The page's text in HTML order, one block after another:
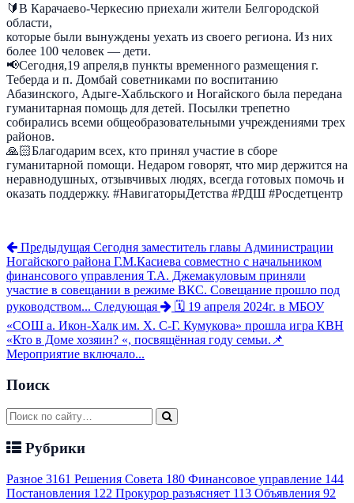
🔰В Карачаево-Черкесию приехали жители Белгородской
области,
которые были вынуждены уехать из своего региона. Из них
более 100 человек — дети.
📢Сегодня,19 апреля,в пункты временного размещения г.
Теберда и п. Домбай советниками по воспитанию
Абазинского, Адыге-Хабльского и Ногайского была передана
гуманитарная помощь для детей. Посылки трепетно
собирались всеми общеобразовательными учреждениями трех
районов.
🙏🏻Благодарим всех, кто принял участие в сборе
гуманитарной помощи. Недаром говорят, что мир держится на
неравнодушных, отзывчивых людях, всегда готовых помочь и
оказать поддержку. #НавигаторыДетства #РДШ #Росдетцентр
Предыдущая Сегодня заместитель главы Администрации
Ногайского района Г.М.Касиева совместно с начальником
финансового управления Т.А. Джемакуловым приняли
участие в совещании в режиме ВКС. Совещание прошло под
руководством... Следующая
🗓️ 19 апреля 2024г. в МБОУ
«СОШ а. Икон-Халк им. Х. С-Г. Кумукова» прошла игра КВН
«Кто в Доме хозяин? «, посвящённая году семьи.📌
Мероприятие включало...
Поиск
Рубрики
Разное 3161 Решения Совета 180 Финансовое управление 144
Постановления 122 Прокурор разъясняет 113 Объявления 92